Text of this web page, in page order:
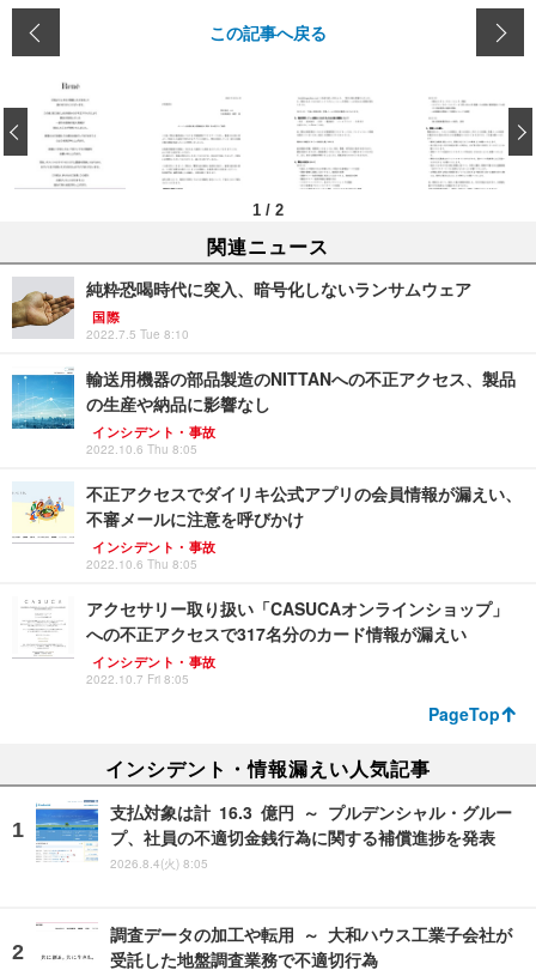
この記事へ戻る
1 / 2
‹
関連ニュース
純粋恐喝時代に突入、暗号化しないランサムウェア
国際
2022.7.5 Tue 8:10
輸送用機器の部品製造のNITTANへの不正アクセス、製品
の生産や納品に影響なし
インシデント・事故
2022.10.6 Thu 8:05
不正アクセスでダイリキ公式アプリの会員情報が漏えい、
不審メールに注意を呼びかけ
インシデント・事故
2022.10.6 Thu 8:05
アクセサリー取り扱い「CASUCAオンラインショップ」
への不正アクセスで317名分のカード情報が漏えい
インシデント・事故
2022.10.7 Fri 8:05
PageTop
インシデント・情報漏えい人気記事
支払対象は計 16.3 億円 ～ プルデンシャル・グルー
プ、社員の不適切金銭行為に関する補償進捗を発表
2026.8.4(火) 8:05
調査データの加工や転用 ～ 大和ハウス工業子会社が
受託した地盤調査業務で不適切行為